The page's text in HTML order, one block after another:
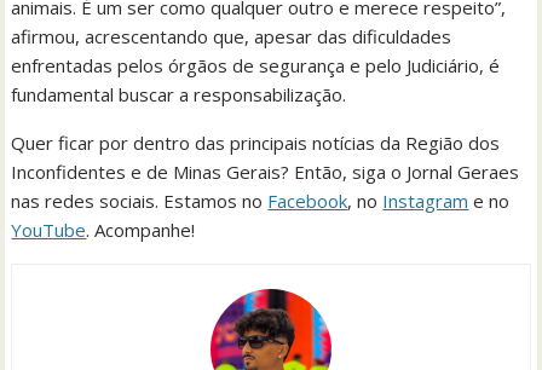
animais. É um ser como qualquer outro e merece respeito”,
afirmou, acrescentando que, apesar das dificuldades
enfrentadas pelos órgãos de segurança e pelo Judiciário, é
fundamental buscar a responsabilização.
Quer ficar por dentro das principais notícias da Região dos
Inconfidentes e de Minas Gerais? Então, siga o Jornal Geraes
nas redes sociais. Estamos no Facebook, no Instagram e no
YouTube. Acompanhe!